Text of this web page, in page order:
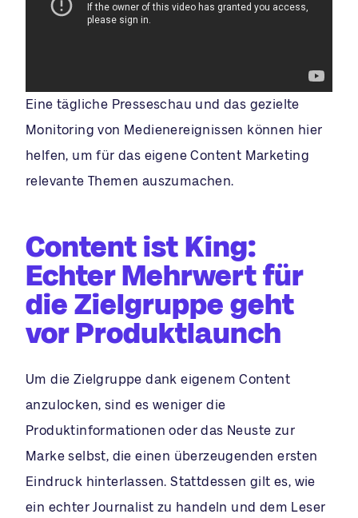
Eine tägliche Presseschau und das gezielte
Monitoring von Medienereignissen können hier
helfen, um für das eigene Content Marketing
relevante Themen auszumachen.
Content ist King:
Echter Mehrwert für
die Zielgruppe geht
vor Produktlaunch
Um die Zielgruppe dank eigenem Content
anzulocken, sind es weniger die
Produktinformationen oder das Neuste zur
Marke selbst, die einen überzeugenden ersten
Eindruck hinterlassen. Stattdessen gilt es, wie
ein echter Journalist zu handeln und dem Leser